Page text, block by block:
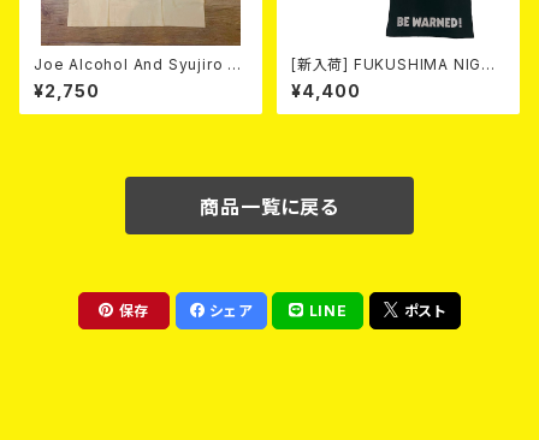
Joe Alcohol And Syujiro H
ase / Strange Guitar Blues
¥2,750
[新入荷] FUKUSHIMA NIGHT
MARE Tee -MISERY editio
n- (SMOKE BLACK)
¥4,400
商品一覧に戻る
保存 シェア LINE ポスト